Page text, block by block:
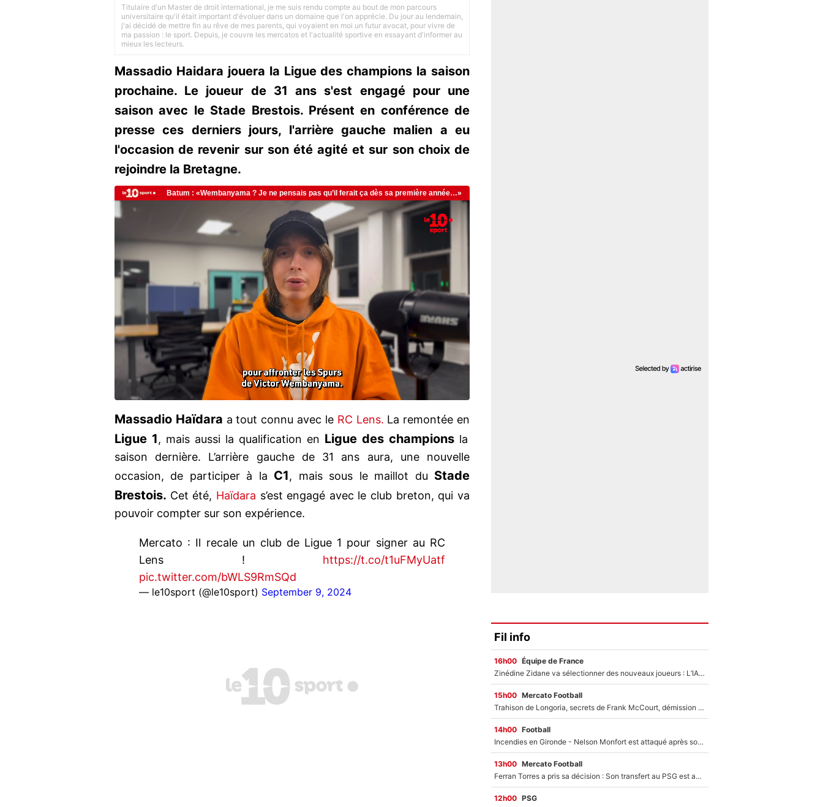
Titulaire d'un Master de droit international, je me suis rendu compte au bout de mon parcours
universitaire qu'il était important d'évoluer dans un domaine que l'on apprécie. Du jour au lendemain,
j'ai décidé de mettre fin au rêve de mes parents, qui voyaient en moi un futur avocat, pour vivre de
ma passion : le sport. Depuis, je couvre les mercatos et l'actualité sportive en essayant d'informer au
mieux les lecteurs.
Massadio Haidara jouera la Ligue des champions la saison
prochaine. Le joueur de 31 ans s'est engagé pour une
saison avec le Stade Brestois. Présent en conférence de
presse ces derniers jours, l'arrière gauche malien a eu
l'occasion de revenir sur son été agité et sur son choix de
rejoindre la Bretagne.
Massadio Haïdara a tout connu avec le RC Lens. La remontée en
Ligue 1, mais aussi la qualification en Ligue des champions la
saison dernière. L’arrière gauche de 31 ans aura, une nouvelle
occasion, de participer à la C1, mais sous le maillot du Stade
Brestois. Cet été, Haïdara s’est engagé avec le club breton, qui va
pouvoir compter sur son expérience.
Mercato : Il recale un club de Ligue 1 pour signer au RC
Lens ! https://t.co/t1uFMyUatf
pic.twitter.com/bWLS9RmSQd
— le10sport (@le10sport) September 9, 2024
Fil info
16h00 Équipe de France
Zinédine Zidane va sélectionner des nouveaux joueurs : L’IA dévoile les 5 cracks qui pourraient rapidement le rejoindre en équipe de France !
15h00 Mercato Football
Trahison de Longoria, secrets de Frank McCourt, démission de Roberto De Zerbi : Medhi Benatia se lâche sur son départ de l'OM et fait d'importantes révélations
14h00 Football
Incendies en Gironde - Nelson Monfort est attaqué après son dérapage sur CNews : «Et lui, il prend combien pour parler dans un studio climatisé?»
13h00 Mercato Football
Ferran Torres a pris sa décision : Son transfert au PSG est annoncé en Espagne !
12h00 PSG